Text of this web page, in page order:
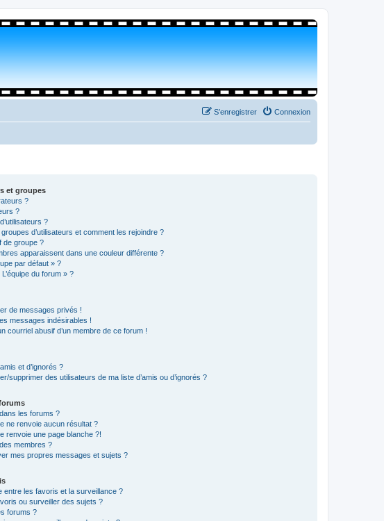
Connexion
S’enregistrer
et groupes
?
?
?
d’utilisateurs et comment les rejoindre ?
de groupe ?
apparaissent dans une couleur différente ?
par défaut » ?
du forum » ?
de messages privés !
messages indésirables !
courriel abusif d’un membre de ce forum !
et d’ignorés ?
supprimer des utilisateurs de ma liste d’amis ou d’ignorés ?
les forums ?
ne renvoie aucun résultat ?
renvoie une page blanche ?!
membres ?
mes propres messages et sujets ?
entre les favoris et la surveillance ?
ou surveiller des sujets ?
forums ?